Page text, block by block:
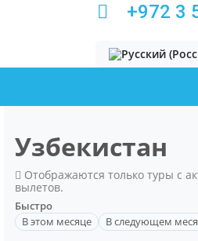
+972 3
Выберите язык
Узбекистан
Отображаются только туры с
вылетов.
Быстро
В этом месяце
В следующем